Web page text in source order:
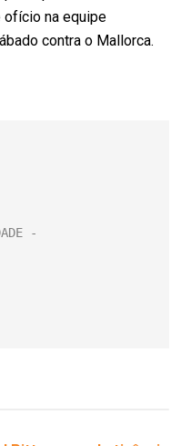
ofício na equipe
contra o Mallorca.